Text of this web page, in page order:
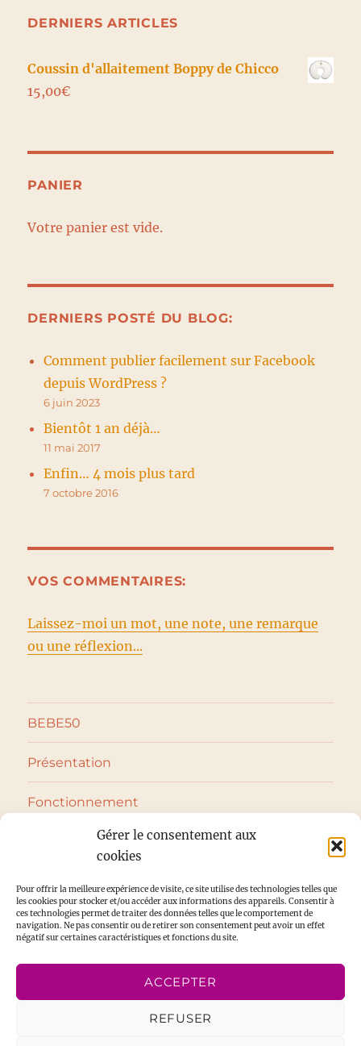
Gérer le consentement aux
cookies
Pour offrir la meilleure expérience de visite, ce site utilise des technologies telles que
les cookies pour stocker et/ou accéder aux informations des appareils. Consentir à
ces technologies permet de traiter des données telles que le comportement de
navigation. Ne pas consentir ou de retirer son consentement peut avoir un effet
négatif sur certaines caractéristiques et fonctions du site.
ACCEPTER
REFUSER
DERNIERS ARTICLES
Coussin d'allaitement Boppy de Chicco
15,00€
PANIER
Votre panier est vide.
DERNIERS POSTÉ DU BLOG:
Comment publier facilement sur Facebook
depuis WordPress ?
6 juin 2023
Bientôt 1 an déjà…
11 mai 2017
Enfin… 4 mois plus tard
7 octobre 2016
VOS COMMENTAIRES:
Laissez-moi un mot, une note, une remarque
ou une réflexion...
BEBE50
Présentation
Fonctionnement
Vêtements bébé
ouvrir
sous-
le
sous-
menu
Jeux et jouets
ouvrir
le
Contact